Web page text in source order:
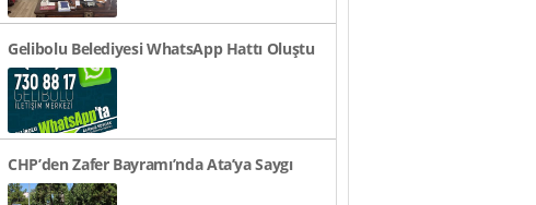
Gelibolu Belediyesi WhatsApp Hattı Oluştu
CHP’den Zafer Bayramı’nda Ata’ya Saygı